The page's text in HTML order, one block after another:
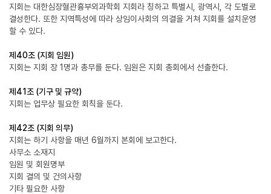
지회는 대한심장혈관흉부외과학회 지회라 칭하고 특별시, 광역시, 각 도별로
결성한다. 또한 지역특성에 따라 상임이사회의 의결을 거쳐 지회를 설치운영
할 수 있다.
제40조 (지회 임원)
지회는 지회 장 1명과 총무를 둔다. 임원은 지회 총회에서 선출한다.
제41조 (기구 및 규약)
지회는 업무상 필요한 회칙을 둔다.
제42조 (지회 의무)
지회는 하기 사항을 매년 6월까지 본회에 보고한다.
사무소 소재지
임원 및 회원명부
지회 결의 및 건의사항
기타 필요한 사항